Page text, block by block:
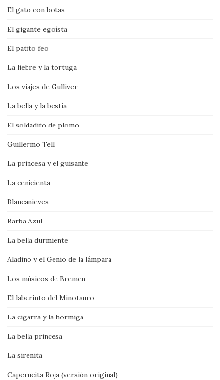
El gato con botas
El gigante egoísta
El patito feo
La liebre y la tortuga
Los viajes de Gulliver
La bella y la bestia
El soldadito de plomo
Guillermo Tell
La princesa y el guisante
La cenicienta
Blancanieves
Barba Azul
La bella durmiente
Aladino y el Genio de la lámpara
Los músicos de Bremen
El laberinto del Minotauro
La cigarra y la hormiga
La bella princesa
La sirenita
Caperucita Roja (versión original)